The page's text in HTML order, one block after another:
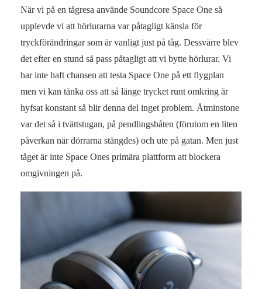
När vi på en tågresa använde Soundcore Space One så
upplevde vi att hörlurarna var påtagligt känsla för
tryckförändringar som är vanligt just på tåg. Dessvärre blev
det efter en stund så pass påtagligt att vi bytte hörlurar. Vi
har inte haft chansen att testa Space One på ett flygplan
men vi kan tänka oss att så länge trycket runt omkring är
hyfsat konstant så blir denna del inget problem. Åtminstone
var det så i tvättstugan, på pendlingsbåten (förutom en liten
påverkan när dörrarna stängdes) och ute på gatan. Men just
tåget är inte Space Ones primära plattform att blockera
omgivningen på.